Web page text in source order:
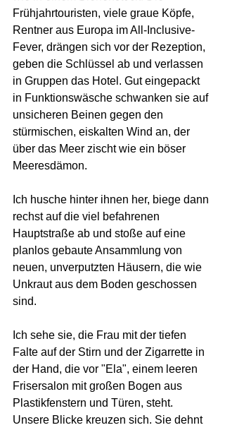
Frühjahrtouristen, viele graue Köpfe,
Rentner aus Europa im All-Inclusive-
Fever, drängen sich vor der Rezeption,
geben die Schlüssel ab und verlassen
in Gruppen das Hotel. Gut eingepackt
in Funktionswäsche schwanken sie auf
unsicheren Beinen gegen den
stürmischen, eiskalten Wind an, der
über das Meer zischt wie ein böser
Meeresdämon.
Ich husche hinter ihnen her, biege dann
rechst auf die viel befahrenen
Hauptstraße ab und stoße auf eine
planlos gebaute Ansammlung von
neuen, unverputzten Häusern, die wie
Unkraut aus dem Boden geschossen
sind.
Ich sehe sie, die Frau mit der tiefen
Falte auf der Stirn und der Zigarrette in
der Hand, die vor "Ela", einem leeren
Frisersalon mit großen Bogen aus
Plastikfenstern und Türen, steht.
Unsere Blicke kreuzen sich. Sie dehnt